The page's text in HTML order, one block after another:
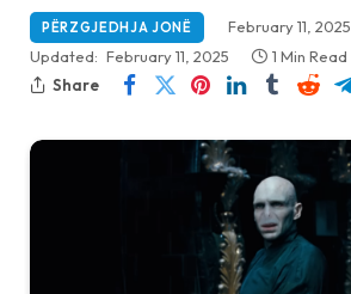
PËRZGJEDHJA JONË
February 11, 2025
Updated: February 11, 2025
1 Min Read
Share